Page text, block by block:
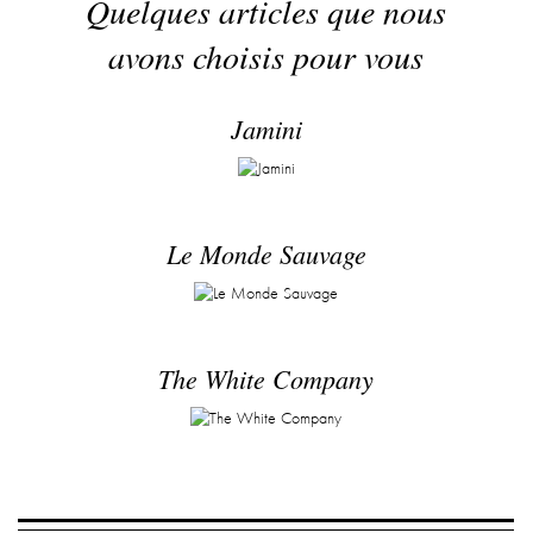
Quelques articles que nous
avons choisis pour vous
Jamini
Le Monde Sauvage
The White Company